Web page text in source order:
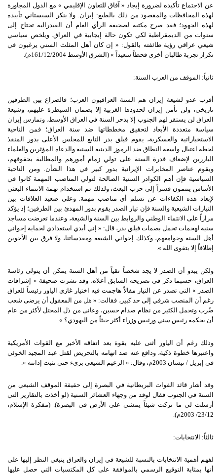
عن الاجتماع تأكيده لضرورة إيجاد « آفاق للتعاون الإقليمي » مع الدول المجاورة
لهذه المحافظات والمقصود من ذلك بالطبع: إيران. ولا ينكر السيستاني تأييده
لهذه الجهود؛ فقد صرح مكتبه لصحيفة الرأي العام أن الفيدرالية تحتاج إلى
سنوات من الديمقراطية لكي تكون حالة إيجابية في العراق. ويلخص سياسي
شيعي عراقي رؤية طائفته بالقول: « إن كان أهل المثلث السني يرغبون في
تكرار تجربة طالبان أخرى فحظاً سعيداً » (الشرق الأوسط 161/12/2004م).
ثانياً: الموقف من العرب السنة:
أقرب عدو لشيعة إيران هم السنة العراقيون العرب؛ فالصراع بين الطرفين
تاريخي، ولن تأمن إيران لحدودها الغربية إلا بضمان السيطرة عليهم، وشيعة
العراق لن يستقر لهم الجنوب إلا بدحر السنة في العراق الأوسط، وتمارس إيران
سياسة متعددة الأبعاد لتحقيق مخططاتها ضد سنة العراق؛ فمن الناحية
الاستخباراتية والعسكرية، يقوم فيلق بدر التابع للمجلس الأعلى بدور المنفذ
لخطة اغتيال واسعة النطاق ضد الرموز الدينية السنية والدعاة المؤثرين والعلماء
البارزين لإضعاف قدرة السنة على تولي زمام أمورهم والمطالبة بحقوقهم،
ويقوم عناصر المخابرات الإيرانية بدور كبير في هذا الشأن. ومن الناحية
السياسية فإن أهم الكوادر السنية الصالحة لتولي المناصب المهمة كانوا في
الأساس ينتمون قسراً إلى حزب البعث، ولذلك تم استخدام تهمة الانتماء البعثي
لإبعاد هذه الكفاءات عن تسلم أي مناصب مهمة. وعلى صعيد العلاقات بين
التيارات الشيعية والسنة فإن تيار الصدر يقوم بدور المهدئ بين الطرفين؛ إذ يؤكد
مراراً على الانتماء الوطني والروابط بين السنة والشيعة، وعندما تعرضت مساجد
سنية لهجمات تحمل بصمات فيلق بدر، قال: « إني أبدي استعدادي لحماية إخواني
أهل السنة وجوامعهم، وكذلك إخواني الشيعة ومقدساتنا، ولا فرق بين الأخوين
إطلاقاً إلا بتقوى الله ».
ولكن يبدو أن الصدر لا يجد شخصاً تقياً من أهل السنة يمكن أن يتولى رئاسة
العراق، حسبما ذكر في تصريحه السابق أعلاه، وقد نشرت صحيفة « إشراقات
الصدر » التي تصدر عن التيار مقالاً هاجمت فيه اختيار غازي الياور رئيساً للعراق
رغم أن المنصب شرفي إلى حد كبير، فقالت: « هل من المعقول أن يرضى شعب
ضُرب وتحمل الكثير من نظام صدام حسين، وعانى من ذل المحتل لأكثر من عام
أن يحكمه رئيس سني ورئيس وزراء أكثر خبثاً من اليهودي؟ ».
وذلك رغم أن الياور أثنى عليه بقوة بعد اتفاقه الأخير مع القوات الأمريكية
واعتبرها خطوة ذكية، ودافع عنه ضد اتهامه بالتحريض لقتل عبد المجيد الخوئي
في إبريل / نيسان 2003م، وقال: « الزعيم الشيعي بريء حتى تثبت إدانته ».
وقد أشار قائد القوات البريطانية في البصرة إلى حقيقة الموقف الشيعي من
السنة في الجنوب فقال لوفد من وجهاء العشائر السنية (لو أخذت بالتقارير التي
أرسلت لي ما تركت شيئاً يمشي على الأرض في البصرة). (مفكرة الإسلام،
23/12/ 2003م).
ثالثاً: الانتخابات:
لفهم أهمية الانتخابات بالنسبة للشيعة في إيران والعراق ينبغي النظر إليها على
أنها بمثابة التوقيع الرسمي بالموافقة على كل المكتسبات التي حصل عليها